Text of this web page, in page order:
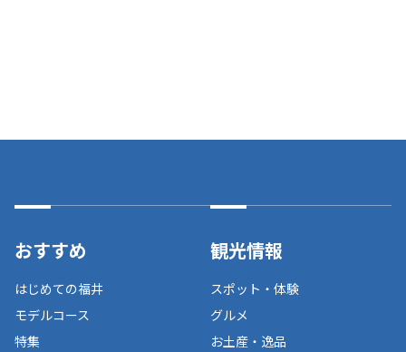
おすすめ
はじめての福井
モデルコース
特集
観光情報
スポット・体験
グルメ
お土産・逸品